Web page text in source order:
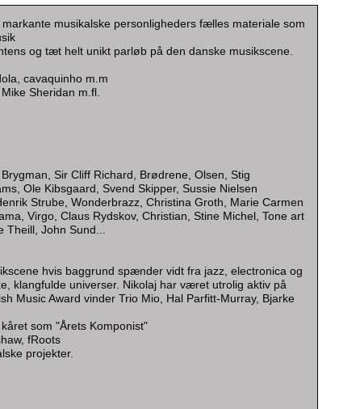
musikalske personligheders fælles materiale som
og tæt helt unikt parløb på den danske musikscene.
cavaquinho m.m
Sheridan m.fl.
Sir Cliff Richard, Brødrene, Olsen, Stig
Ole Kibsgaard, Svend Skipper, Sussie Nielsen
Strube, Wonderbrazz, Christina Groth, Marie Carmen
Virgo, Claus Rydskov, Christian, Stine Michel, Tone art
Theill, John Sund...
hvis baggrund spænder vidt fra jazz, electronica og
klangfulde universer. Nikolaj har været utrolig aktiv på
Music Award vinder Trio Mio, Hal Parfitt-Murray, Bjarke
som "Årets Komponist"
fRoots
projekter.